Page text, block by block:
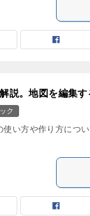
説。地図を編集す
ク
い方や作り方につ